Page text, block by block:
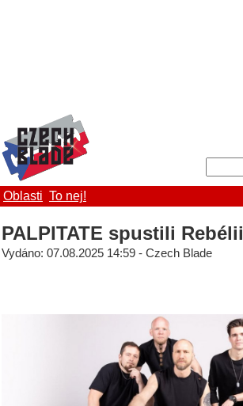
Oblasti To nej!
PALPITATE spustili Rebélii
Vydáno: 07.08.2025 14:59 - Czech Blade